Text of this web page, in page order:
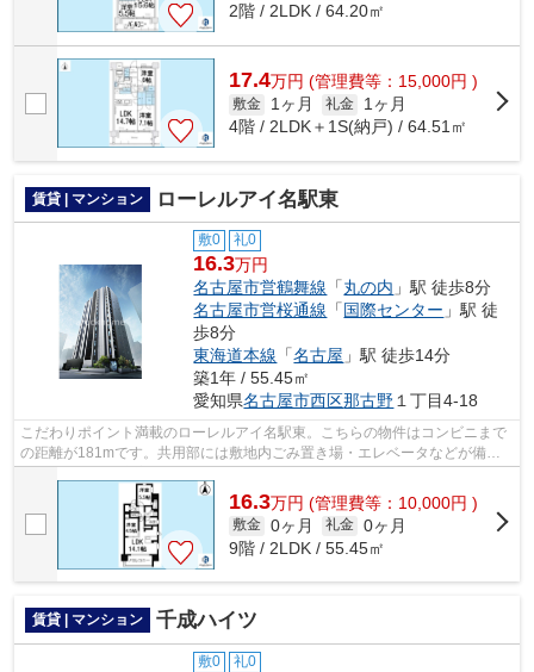
2階 / 2LDK / 64.20㎡
17.4万円 (管理費等：15,000円 )
敷金 1ヶ月 礼金
1ヶ月
4階 / 2LDK＋1S(納戸) / 64.51㎡
賃貸 | マンション ローレルアイ名駅東
敷0 礼0
16.3万円
名古屋市営鶴舞線 「丸の内 」駅 徒歩8分
名古屋市営桜通線 「国際センター 」駅 徒
歩8分
東海道本線 「名古屋 」駅 徒歩14分
築1年 / 55.45㎡
愛知県名古屋市西区那古野１丁目4-18
こだわりポイント満載のローレルアイ名駅東。こちらの物件はコンビニまで
の距離が181mです。共用部には敷地内ごみ置き場・エレベータなどが備わ
16.3万円 (管理費等：10,000円 )
敷金 0ヶ月 礼金 0ヶ月
9階 / 2LDK / 55.45㎡
賃貸 | マンション 千成ハイツ
敷0 礼0